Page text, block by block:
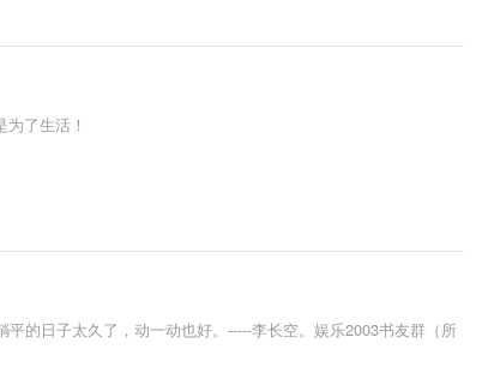
了生活！
的日子太久了，动一动也好。-----李长空。娱乐2003书友群（所